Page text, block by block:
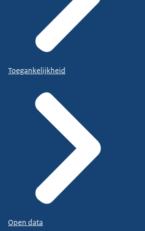
Toegankelijkheid
Open data